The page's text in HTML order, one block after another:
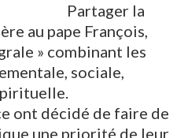
Partager la
au pape François,
» combinant les
sociale,
ont décidé de faire de
une priorité de leur